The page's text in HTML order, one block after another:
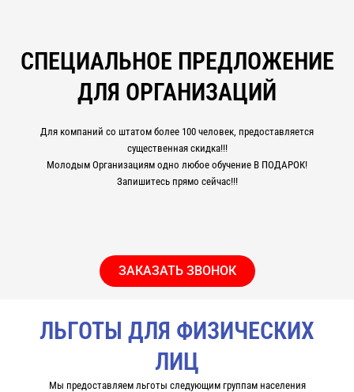
СПЕЦИАЛЬНОЕ ПРЕДЛОЖЕНИЕ
ДЛЯ ОРГАНИЗАЦИЙ
Для компаний со штатом более 100 человек, предоставляется
существенная скидка!!!
Молодым Организациям одно любое обучение В ПОДАРОК!
Запишитесь прямо сейчас!!!
ЗАКАЗАТЬ ЗВОНОК
ЛЬГОТЫ ДЛЯ ФИЗИЧЕСКИХ
ЛИЦ
Мы предоставляем льготы следующим группам населения